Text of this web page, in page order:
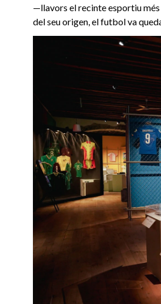
—llavors el recinte esportiu
del seu origen, el futbol va